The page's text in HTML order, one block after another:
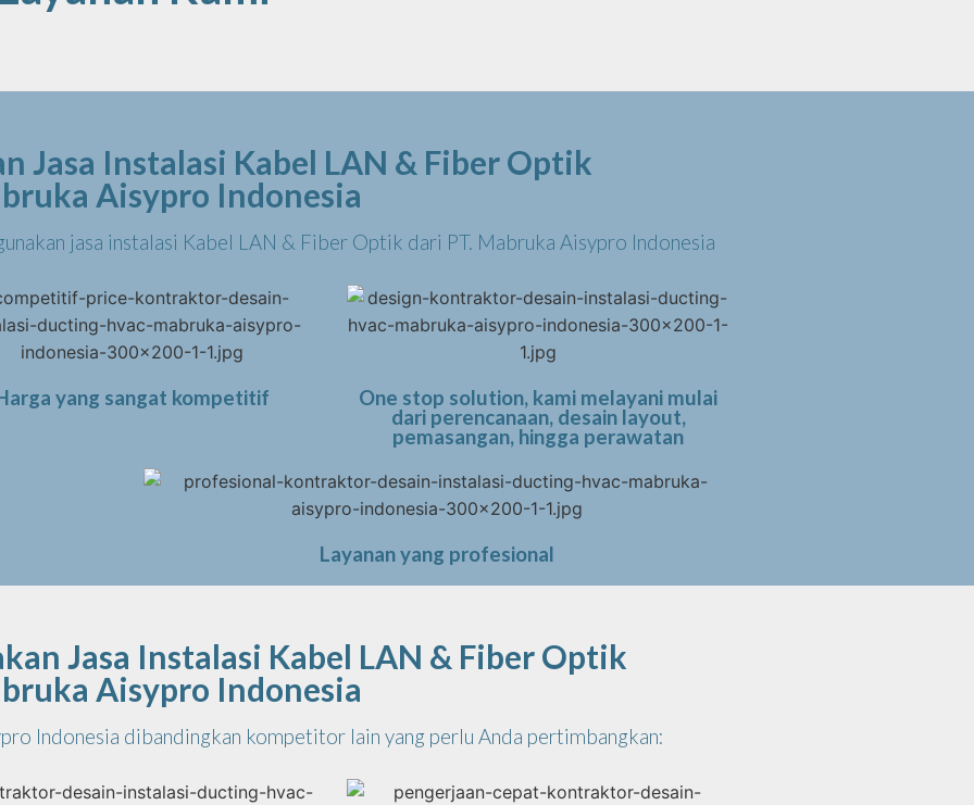
Jasa Instalasi Kabel LAN & Fiber Optik
Aisypro Indonesia
jasa instalasi Kabel LAN & Fiber Optik dari PT. Mabruka Aisypro Indonesia
yang sangat kompetitif
One stop solution, kami melayani mulai
dari perencanaan, desain layout,
pemasangan, hingga perawatan
Layanan yang profesional
Jasa Instalasi Kabel LAN & Fiber Optik
Aisypro Indonesia
Indonesia dibandingkan kompetitor lain yang perlu Anda pertimbangkan: